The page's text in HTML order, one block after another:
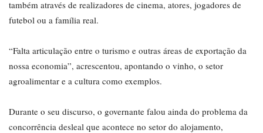
também através de realizadores de cinema, atores, jogadores de
futebol ou a família real.
“Falta articulação entre o turismo e outras áreas de exportação da
nossa economia”, acrescentou, apontando o vinho, o setor
agroalimentar e a cultura como exemplos.
Durante o seu discurso, o governante falou ainda do problema da
concorrência desleal que acontece no setor do alojamento,